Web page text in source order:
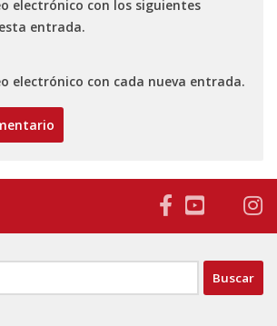
electrónico con los siguientes
entrada.
electrónico con cada nueva entrada.